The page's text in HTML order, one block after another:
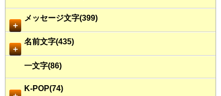
＋
メッセージ文字(399)
＋
名前文字(435)
一文字(86)
K-POP(74)